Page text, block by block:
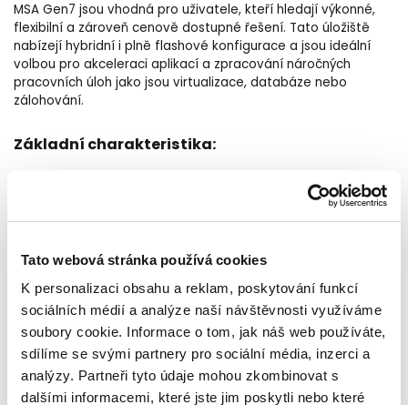
Tato webová stránka používá cookies
K personalizaci obsahu a reklam, poskytování funkcí
sociálních médií a analýze naší návštěvnosti využíváme
soubory cookie. Informace o tom, jak náš web používáte,
sdílíme se svými partnery pro sociální média, inzerci a
analýzy. Partneři tyto údaje mohou zkombinovat s
dalšími informacemi, které jste jim poskytli nebo které
MSA Gen7 jsou vhodná pro uživatele, kteří hledají výkonné,
flexibilní a zároveň cenově dostupné řešení. Tato úložiště
nabízejí hybridní i plně flashové konfigurace a jsou ideální
volbou pro akceleraci aplikací a zpracování náročných
pracovních úloh jako jsou virtualizace, databáze nebo
zálohování.
Základní charakteristika:
Podporovaná konektivita: FC 16 Gb / iSCSI 10/25 GbE,
Podporované typy pevných disků: SAS, NL-SAS i SSD.
Rozšiřitelnost až na 240 SFF / 120 LFF disků.
Maximální kapacita: 7.37 PB (All SFF) / 2.88 PB (All LFF)
Podpora pro: snapshoty, klony, thin provisioning, space
reclamation, automatický tiering, replikaci, šifrování.